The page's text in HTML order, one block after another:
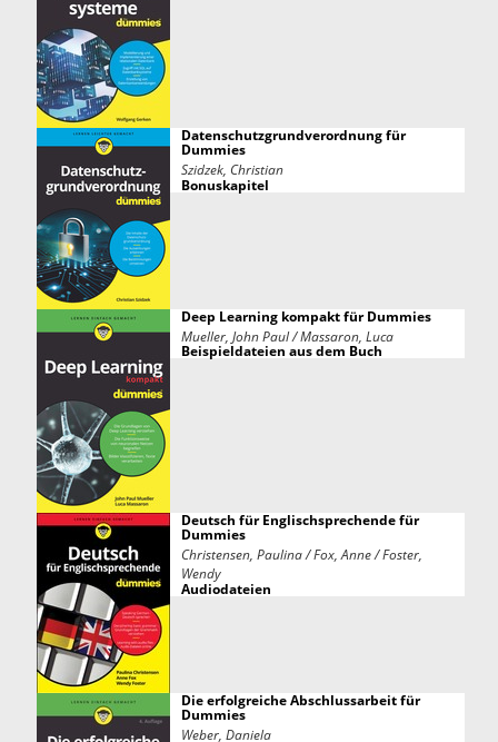
Datenschutzgrundverordnung für
Dummies
Szidzek, Christian
Bonuskapitel
Deep Learning kompakt für Dummies
Mueller, John Paul / Massaron, Luca
Beispieldateien aus dem Buch
Deutsch für Englischsprechende für
Dummies
Christensen, Paulina / Fox, Anne / Foster,
Wendy
Audiodateien
Die erfolgreiche Abschlussarbeit für
Dummies
Weber, Daniela